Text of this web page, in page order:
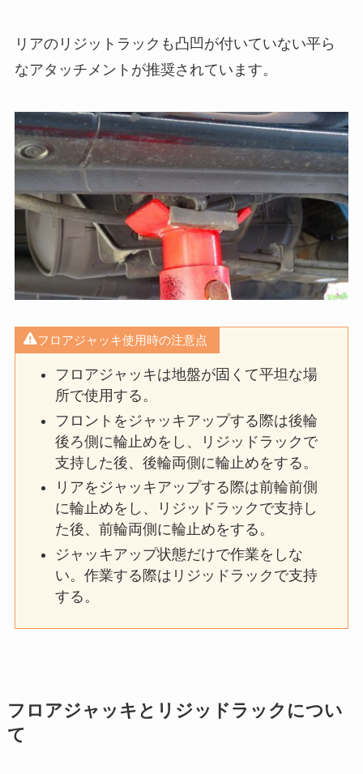
リアのリジットラックも凸凹が付いていない平ら
なアタッチメントが推奨されています。
フロアジャッキ使用時の注意点
フロアジャッキは地盤が固くて平坦な場
所で使用する。
フロントをジャッキアップする際は後輪
後ろ側に輪止めをし、リジッドラックで
支持した後、後輪両側に輪止めをする。
リアをジャッキアップする際は前輪前側
に輪止めをし、リジッドラックで支持し
た後、前輪両側に輪止めをする。
ジャッキアップ状態だけで作業をしな
い。作業する際はリジッドラックで支持
する。
フロアジャッキとリジッドラックについ
て